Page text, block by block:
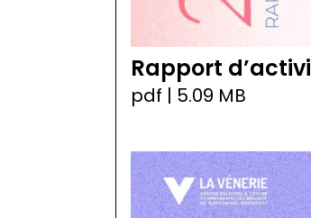
Rapport
pdf | 5.09 MB